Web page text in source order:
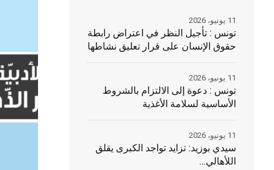
تونس : تأجيل النظر في اعتراض رابطة
حقوق الإنسان على قرار تعليق نشاطها
11 يونيو، 2026
تونس : دعوة إلى الالتزام بالشروط
الأساسية لسلامة الأغذية
11 يونيو، 2026
سيدي بوزيد: تزايد تواجد الكبرى يقلق
اللأهالي…
11 يونيو، 2026